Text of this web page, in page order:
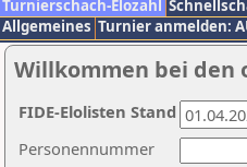
Turnierschach-Elozahl
Allgemeines Turnier anmelden:
Willkommen bei den
Personennummer
FIDE-Elolisten Stand